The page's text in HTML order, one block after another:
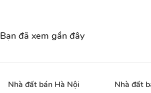
Bạn đã xem gần đây
Nhà đất bán Hà Nội Nhà đất